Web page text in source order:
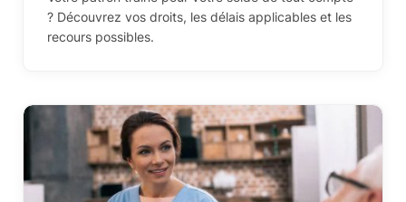
? Découvrez vos droits, les délais applicables et les
recours possibles.